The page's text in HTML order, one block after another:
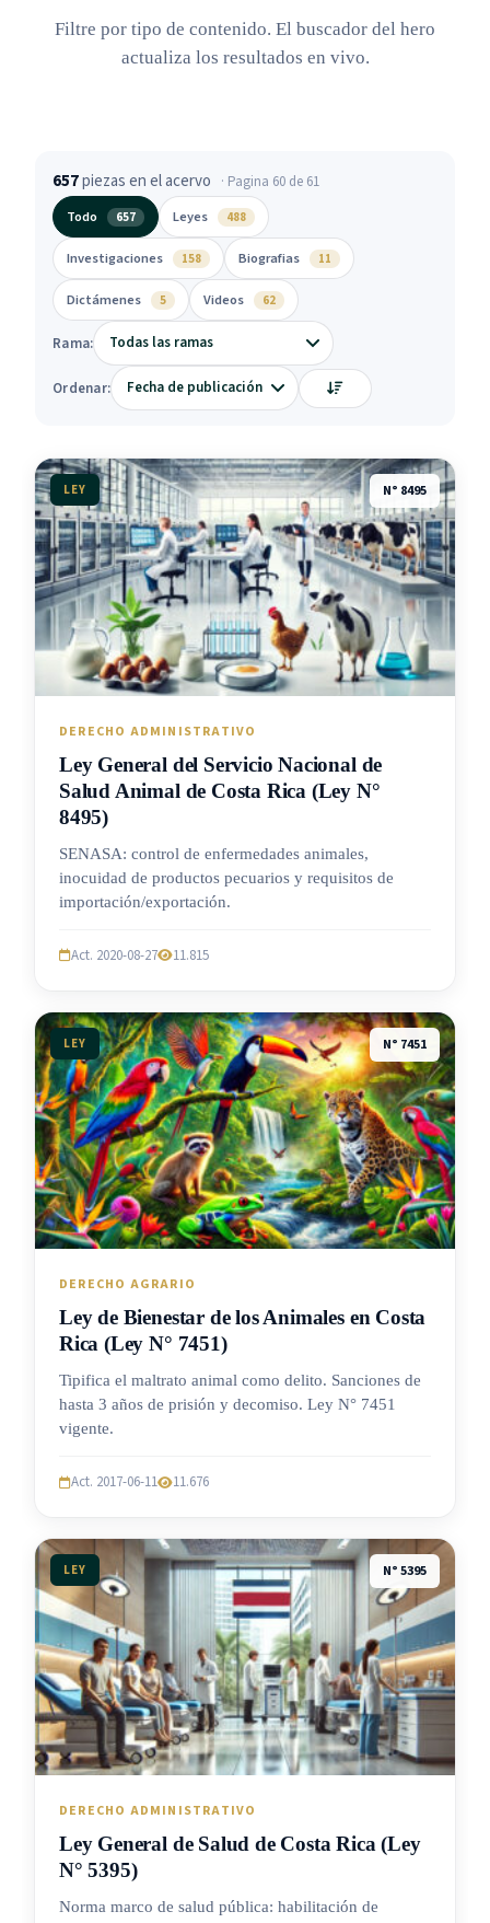
Filtre por tipo de contenido. El buscador del hero
actualiza los resultados en vivo.
657piezas en el acervo
· Pagina 60 de 61
Todo
657 Leyes 488
Investigaciones 158 Biografias 11
Dictámenes 5 Videos 62
Rama:
Ordenar:
LEY N° 8495
DERECHO ADMINISTRATIVO
Ley General del Servicio Nacional de
Salud Animal de Costa Rica (Ley N°
8495)
SENASA: control de enfermedades animales,
inocuidad de productos pecuarios y requisitos de
importación/exportación.
Act. 2020-08-27 11.815
LEY N° 7451
DERECHO AGRARIO
Ley de Bienestar de los Animales en Costa
Rica (Ley N° 7451)
Tipifica el maltrato animal como delito. Sanciones de
hasta 3 años de prisión y decomiso. Ley N° 7451
vigente.
Act. 2017-06-11 11.676
LEY N° 5395
DERECHO ADMINISTRATIVO
Ley General de Salud de Costa Rica (Ley
N° 5395)
Norma marco de salud pública: habilitación de